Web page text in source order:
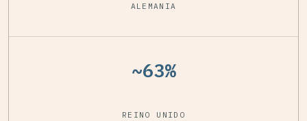
ALEMANIA
~63%
REINO UNIDO